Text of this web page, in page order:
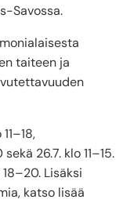
Savossa.
taiteen ja
26.7. klo 11–15.
Lisäksi
katso lisää